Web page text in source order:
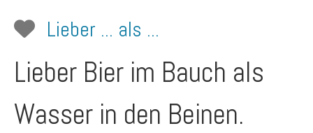
Lieber ... als ...
Lieber Bier im Bauch als
Wasser in den Beinen.